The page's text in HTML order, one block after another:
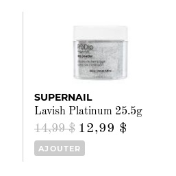
SUPERNAIL
Lavish Platinum 25.5g
14,99 $ 12,99 $
AJOUTER